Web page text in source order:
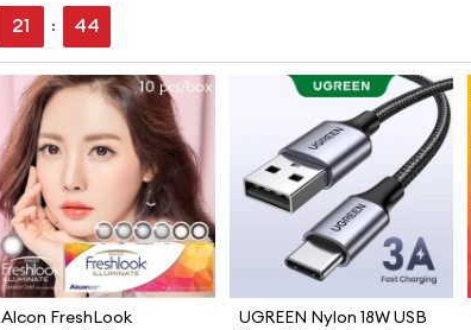
21 : 43
Alcon FreshLook
UGREEN Nylon 18W USB